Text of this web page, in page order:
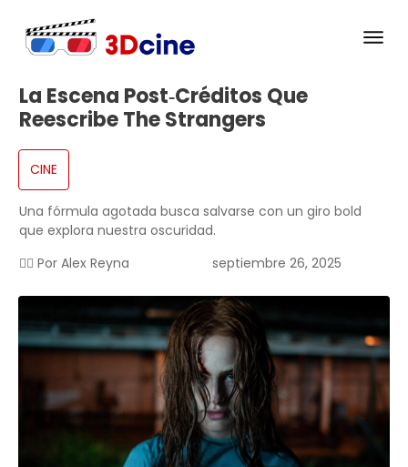
La Escena Post‑créditos Que
Reescribe The Strangers
CINE
Una fórmula agotada busca salvarse con un giro bold
que explora nuestra oscuridad.
✍🏻 Por Alex Reyna septiembre 26, 2025